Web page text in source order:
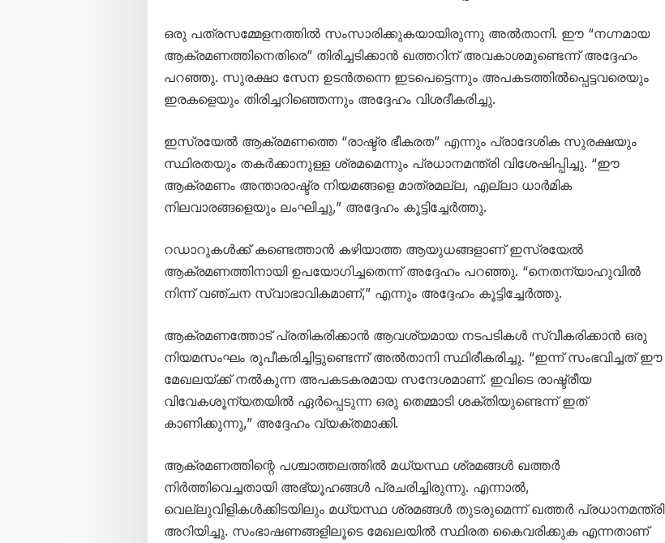
ഒരു പത്രസമ്മേളനത്തിൽ സംസാരിക്കുകയായിരുന്നു അൽതാനി. ഈ “നഗ്നമായ
ആക്രമണത്തിനെതിരെ” തിരിച്ചടിക്കാൻ ഖത്തറിന് അവകാശമുണ്ടെന്ന് അദ്ദേഹം
പറഞ്ഞു. സുരക്ഷാ സേന ഉടൻതന്നെ ഇടപെട്ടെന്നും അപകടത്തിൽപ്പെട്ടവരെയും
ഇരകളെയും തിരിച്ചറിഞ്ഞെന്നും അദ്ദേഹം വിശദീകരിച്ചു.
ഇസ്രയേൽ ആക്രമണത്തെ “രാഷ്ട്ര ഭീകരത” എന്നും പ്രാദേശിക സുരക്ഷയും
സ്ഥിരതയും തകർക്കാനുള്ള ശ്രമമെന്നും പ്രധാനമന്ത്രി വിശേഷിപ്പിച്ചു. “ഈ
ആക്രമണം അന്താരാഷ്ട്ര നിയമങ്ങളെ മാത്രമല്ല, എല്ലാ ധാർമിക
നിലവാരങ്ങളെയും ലംഘിച്ചു,” അദ്ദേഹം കൂട്ടിച്ചേർത്തു.
റഡാറുകൾക്ക് കണ്ടെത്താൻ കഴിയാത്ത ആയുധങ്ങളാണ് ഇസ്രയേൽ
ആക്രമണത്തിനായി ഉപയോഗിച്ചതെന്ന് അദ്ദേഹം പറഞ്ഞു. “നെതന്യാഹുവിൽ
നിന്ന് വഞ്ചന സ്വാഭാവികമാണ്,” എന്നും അദ്ദേഹം കൂട്ടിച്ചേർത്തു.
ആക്രമണത്തോട് പ്രതികരിക്കാൻ ആവശ്യമായ നടപടികൾ സ്വീകരിക്കാൻ ഒരു
നിയമസംഘം രൂപീകരിച്ചിട്ടുണ്ടെന്ന് അൽതാനി സ്ഥിരീകരിച്ചു. “ഇന്ന് സംഭവിച്ചത് ഈ
മേഖലയ്ക്ക് നൽകുന്ന അപകടകരമായ സന്ദേശമാണ്. ഇവിടെ രാഷ്ട്രീയ
വിവേകശൂന്യതയിൽ ഏർപ്പെടുന്ന ഒരു തെമ്മാടി ശക്തിയുണ്ടെന്ന് ഇത്
കാണിക്കുന്നു,” അദ്ദേഹം വ്യക്തമാക്കി.
ആക്രമണത്തിന്റെ പശ്ചാത്തലത്തിൽ മധ്യസ്ഥ ശ്രമങ്ങൾ ഖത്തർ
നിർത്തിവെച്ചതായി അഭ്യൂഹങ്ങൾ പ്രചരിച്ചിരുന്നു. എന്നാൽ,
വെല്ലുവിളികൾക്കിടയിലും മധ്യസ്ഥ ശ്രമങ്ങൾ തുടരുമെന്ന് ഖത്തർ പ്രധാനമന്ത്രി
അറിയിച്ചു. സംഭാഷണങ്ങളിലൂടെ മേഖലയിൽ സ്ഥിരത കൈവരിക്കുക എന്നതാണ്